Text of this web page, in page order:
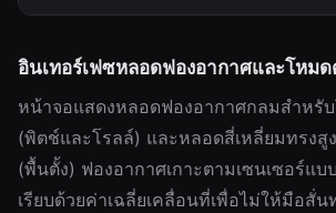
อินเทอร์เฟซหลอดฟองอากาศและโหมด
หน้าจอแสดงหลอดฟองอากาศกลมสำหรั
(พิตช์และโรลล์) และหลอดสี่เหลี่ยมทรงสู
(พื้นตั้ง) ฟองอากาศเกาะตามเซนเซอร์แบ
เรียบด้วยค่าเฉลี่ยเคลื่อนที่เพื่อไม่ให้มือสั่